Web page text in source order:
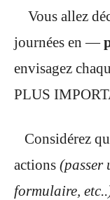
Vous allez
journées en —
envisagez
PLUS
Considérez
actions (passer
formulaire,